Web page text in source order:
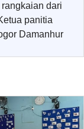
dari
panitia
Damanhur